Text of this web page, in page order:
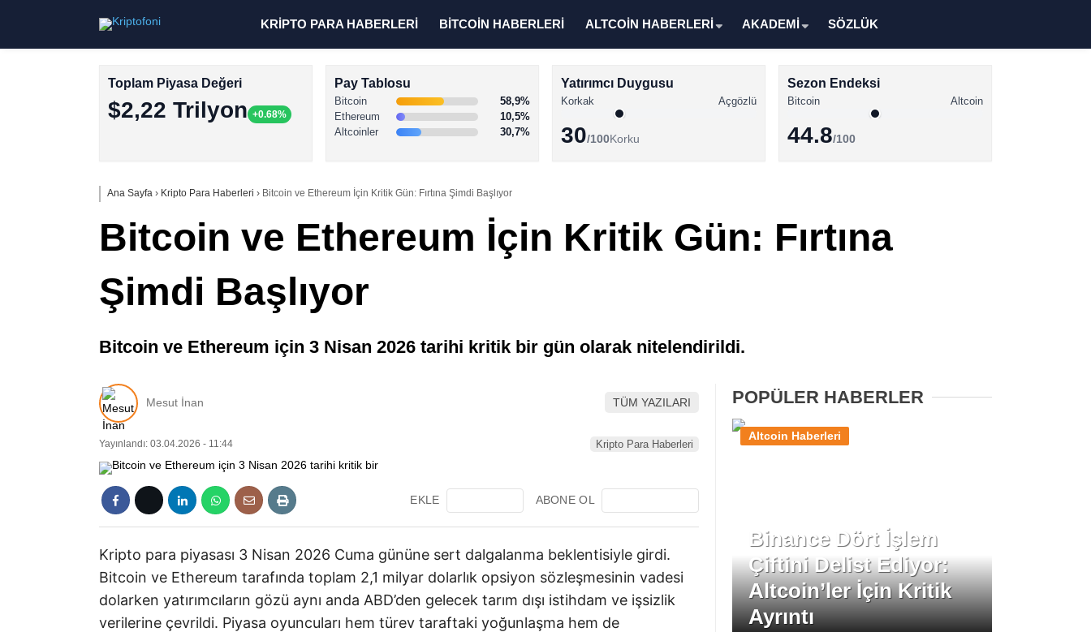
Stablecoin Haberleri
KRİPTO PARA HABERLERİ BİTCOİN HABERLERİ ALTCOİN HABERLERİ AKADEMİ SÖZLÜK
Toplam Piyasa Değeri
$2,22 Trilyon +0.68%
Pay Tablosu
Bitcoin
58,9%
Ethereum
10,5%
Altcoinler
30,7%
Yatırımcı Duygusu
Korkak Açgözlü
30/100Korku
Sezon Endeksi
Bitcoin Altcoin
44.8/100
Ana Sayfa › Kripto Para Haberleri › Bitcoin ve Ethereum İçin Kritik Gün: Fırtına Şimdi Başlıyor
Bitcoin ve Ethereum İçin Kritik Gün: Fırtına
Şimdi Başlıyor
Bitcoin ve Ethereum için 3 Nisan 2026 tarihi kritik bir gün olarak nitelendirildi.
Mesut İnan TÜM YAZILARI
Yayınlandı: 03.04.2026 - 11:44 Kripto Para Haberleri
EKLE ABONE OL
Kripto para piyasası 3 Nisan 2026 Cuma gününe sert dalgalanma beklentisiyle girdi.
Bitcoin ve Ethereum tarafında toplam 2,1 milyar dolarlık opsiyon sözleşmesinin vadesi
dolarken yatırımcıların gözü aynı anda ABD’den gelecek tarım dışı istihdam ve işsizlik
verilerine çevrildi. Piyasa oyuncuları hem türev taraftaki yoğunlaşma hem de
POPÜLER HABERLER
Binance Dört İşlem
Çiftini Delist Ediyor:
Altcoin’ler İçin Kritik
Ayrıntı
Altcoin Haberleri